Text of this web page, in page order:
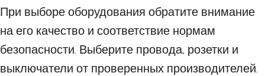
При выборе оборудования обратите внимание
на его качество и соответствие нормам
безопасности. Выберите провода, розетки и
выключатели от проверенных производителей.